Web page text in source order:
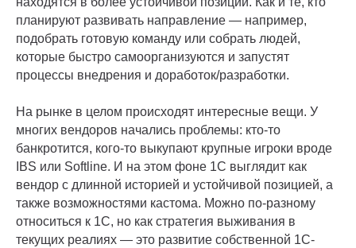
планируют развивать направление — например,
подобрать готовую команду или собрать людей,
которые быстро самоорганизуются и запустят
процессы внедрения и доработок/разработки.
На рынке в целом происходят интересные вещи. У
многих вендоров начались проблемы: кто-то
банкротится, кого-то выкупают крупные игроки вроде
IBS или Softline. И на этом фоне 1С выглядит как
вендор с длинной историей и устойчивой позицией, а
также возможностями кастома. Можно по-разному
относиться к 1С, но как стратегия выживания в
текущих реалиях — это развитие собственной 1С-